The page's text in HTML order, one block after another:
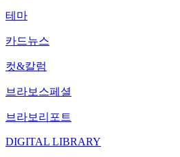
테마
카드뉴스
컷&칼럼
브라보스페셜
브라보리포트
DIGITAL LIBRARY